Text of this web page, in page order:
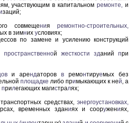
участвующим в капитальномремонте, и
заций;
совмещения ремонтно-строительных,
в зимних условиях;
по замене и усилению конструкций
пространственнойжесткости зданийпри
и арендаторовв ремонтируемых без
площадке либо примыкающих к ней, а
прилегающих магистралях;
средствах,энергоустановках,
временных зданиях и сооружениях,